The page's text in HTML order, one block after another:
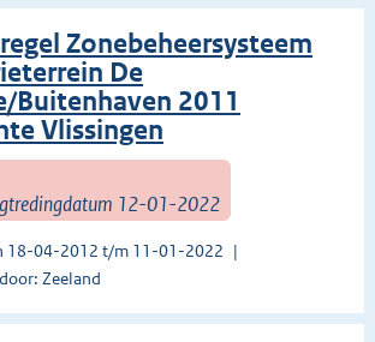
Zonebeheersysteem
De
Buitenhaven 2011
Vlissingen
12-01-2022
18-04-2012 t/m 11-01-2022
Zeeland